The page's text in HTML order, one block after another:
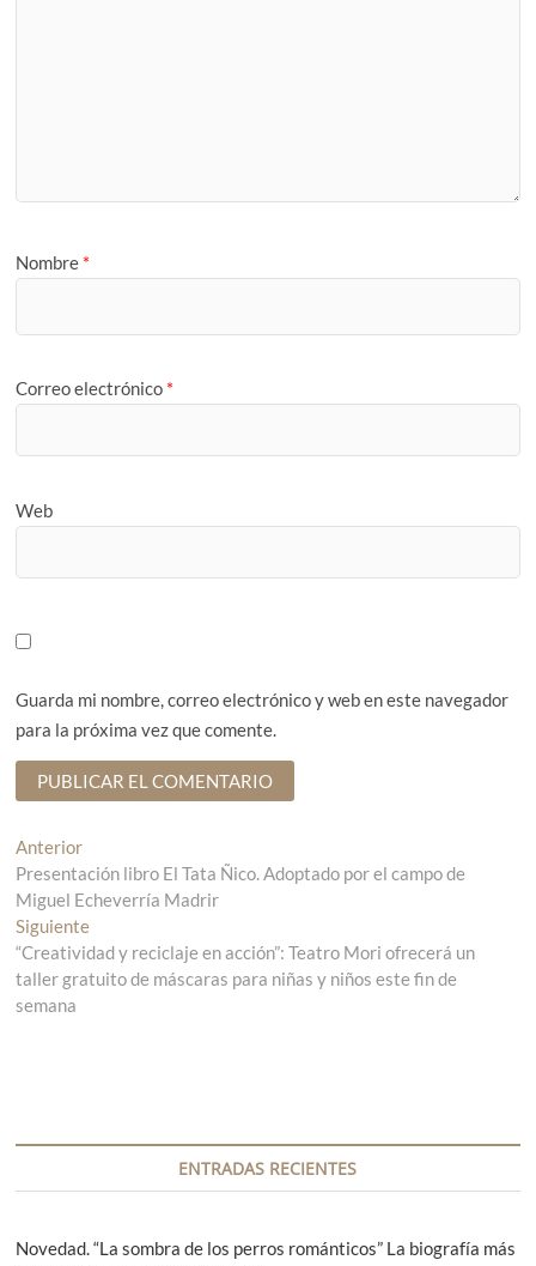
Nombre *
Correo electrónico *
Web
Guarda mi nombre, correo electrónico y web en este navegador
para la próxima vez que comente.
N
a
v
e
g
ó
n
d
Anterior
n
t
r
a
d
o
:
Presentación libro El Tata Ñico. Adoptado por el campo de
Miguel Echeverría Madrir
Siguiente
n
t
u
e
“Creatividad y reciclaje en acción”: Teatro Mori ofrecerá un
taller gratuito de máscaras para niñas y niños este fin de
semana
ENTRADAS RECIENTES
Novedad. “La sombra de los perros románticos” La biografía más